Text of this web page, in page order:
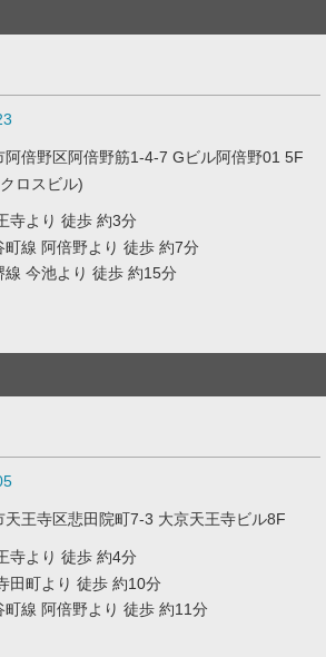
阿倍野区阿倍野筋1-4-7 Gビル阿倍野01 5F
ロスビル)
寺より 徒歩 約3分
町線 阿倍野より 徒歩 約7分
線 今池より 徒歩 約15分
天王寺区悲田院町7-3 大京天王寺ビル8F
寺より 徒歩 約4分
田町より 徒歩 約10分
町線 阿倍野より 徒歩 約11分